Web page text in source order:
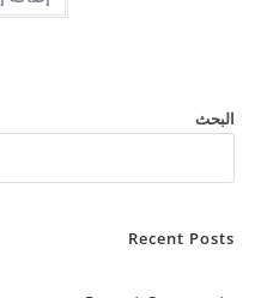
البحث
Recent Posts